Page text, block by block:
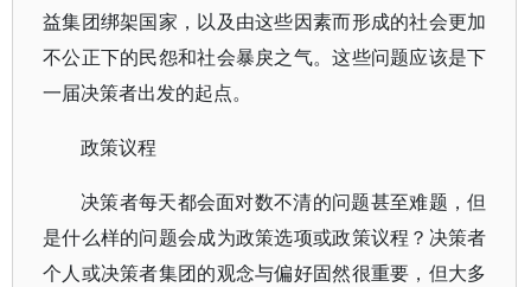
益集团绑架国家，以及由这些因素而形成的社会更加
不公正下的民怨和社会暴戾之气。这些问题应该是下
一届决策者出发的起点。
政策议程
决策者每天都会面对数不清的问题甚至难题，但
是什么样的问题会成为政策选项或政策议程？决策者
个人或决策者集团的观念与偏好固然很重要，但大多